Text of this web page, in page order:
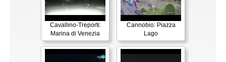
Cavallino-Treporti:
Marina di Venezia
Cannobio: Piazza
Lago